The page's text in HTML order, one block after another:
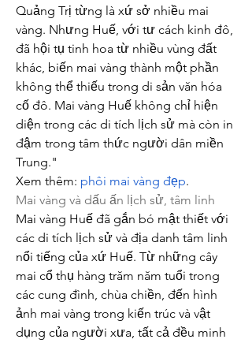
Quảng Trị từng là xứ sở nhiều mai
vàng. Nhưng Huế, với tư cách kinh đô,
đã hội tụ tinh hoa từ nhiều vùng đất
khác, biến mai vàng thành một phần
không thể thiếu trong di sản văn hóa
cố đô. Mai vàng Huế không chỉ hiện
diện trong các di tích lịch sử mà còn in
đậm trong tâm thức người dân miền
Trung."
Xem thêm: phôi mai vàng đẹp.
Mai vàng và dấu ấn lịch sử, tâm linh
Mai vàng Huế đã gắn bó mật thiết với
các di tích lịch sử và địa danh tâm linh
nổi tiếng của xứ Huế. Từ những cây
mai cổ thụ hàng trăm năm tuổi trong
các cung đình, chùa chiền, đến hình
ảnh mai vàng trong kiến trúc và vật
dụng của người xưa, tất cả đều minh